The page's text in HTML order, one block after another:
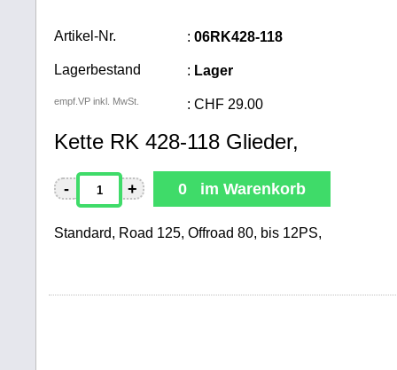
Artikel-Nr. : 06RK428-118
Lagerbestand : Lager
empf.VP inkl. MwSt. : CHF 29.00
Kette RK 428-118 Glieder,
- + 0 im Warenkorb
Standard, Road 125, Offroad 80, bis 12PS,